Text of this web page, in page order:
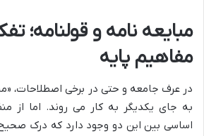
مبایعه نامه و قولنامه؛
مفاهیم پایه
در عرف جامعه و حتی در برخی اصطلاحات،
به جای یکدیگر به کار می روند. اما از
اساسی بین این دو وجود دارد که درک